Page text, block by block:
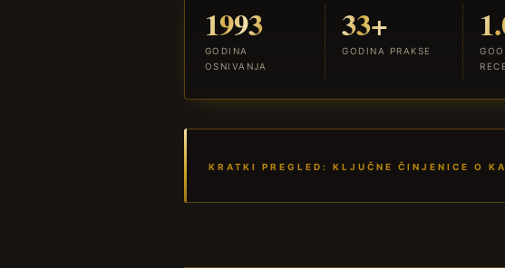
1993
GODINA
OSNIVANJA
33+
GODINA PRAKSE
KRATKI PREGLED: KLJUČNE ČINJENICE O